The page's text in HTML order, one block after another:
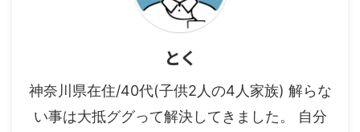
とく
神奈川県在住/40代(子供2人の4人家族) 解らな
い事は大抵ググって解決してきました。 自分